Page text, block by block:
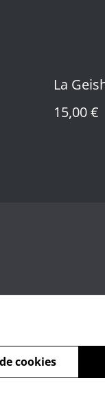
La
15,00 €
cookies